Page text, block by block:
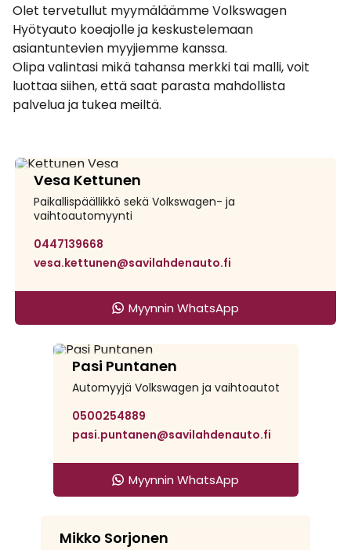
Olet tervetullut myymäläämme Volkswagen
Hyötyauto koeajolle ja keskustelemaan
asiantuntevien myyjiemme kanssa.
Olipa valintasi mikä tahansa merkki tai malli, voit
luottaa siihen, että saat parasta mahdollista
palvelua ja tukea meiltä.
Vesa Kettunen
Paikallispäällikkö sekä Volkswagen- ja
vaihtoautomyynti
0447139668
vesa.kettunen@savilahdenauto.fi
Myynnin WhatsApp
Pasi Puntanen
Automyyjä Volkswagen ja vaihtoautot
0500254889
pasi.puntanen@savilahdenauto.fi
Myynnin WhatsApp
Mikko Sorjonen